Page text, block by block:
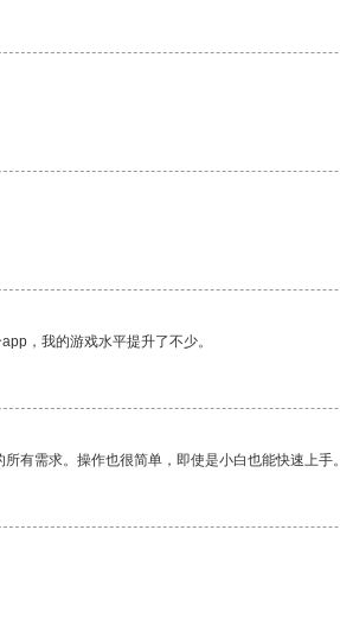
，我的游戏水平提升了不少。
有需求。操作也很简单，即使是小白也能快速上手。